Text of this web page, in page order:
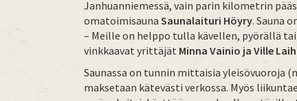
Janhuanniemessä, vain parin kilometrin
omatoimisauna Saunalaituri Höyry. Sauna
– Meille on helppo tulla kävellen, pyörällä
vinkkaavat yrittäjät Minna Vainio ja Ville
Saunassa on tunnin mittaisia yleisövuoroja
maksetaan kätevästi verkossa. Myös